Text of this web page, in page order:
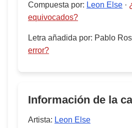
Compuesta por: Leon Else ·
equivocados?
Letra añadida por: Pablo
error?
Información de la
Artista: Leon Else